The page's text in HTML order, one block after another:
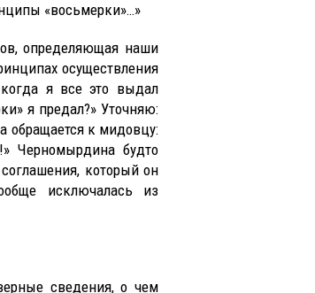
«восьмерки»…»
определяющая наши
осуществления
я все это выдал
я предал?» Уточняю:
обращается к мидовцу:
Черномырдина будто
который он
исключалась из
сведения, о чем